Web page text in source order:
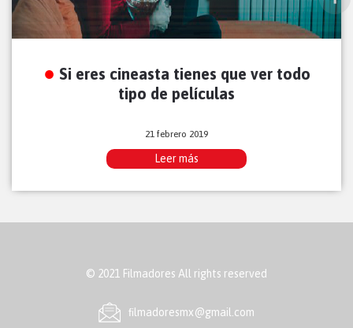
Si eres cineasta tienes que ver todo
tipo de películas
21 febrero 2019
Leer más
© 2021 Filmadores All rights reserved
ﬁlmadoresmx@gmail.com